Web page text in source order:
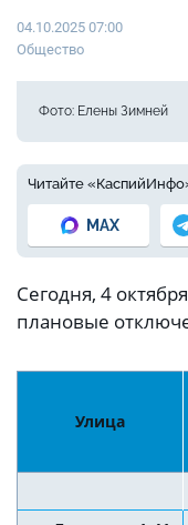
04.10.2025 07:00
Общество
Фото: Елены Зимней
Читайте
MAX
Сегодня, 4
плановые
Улица